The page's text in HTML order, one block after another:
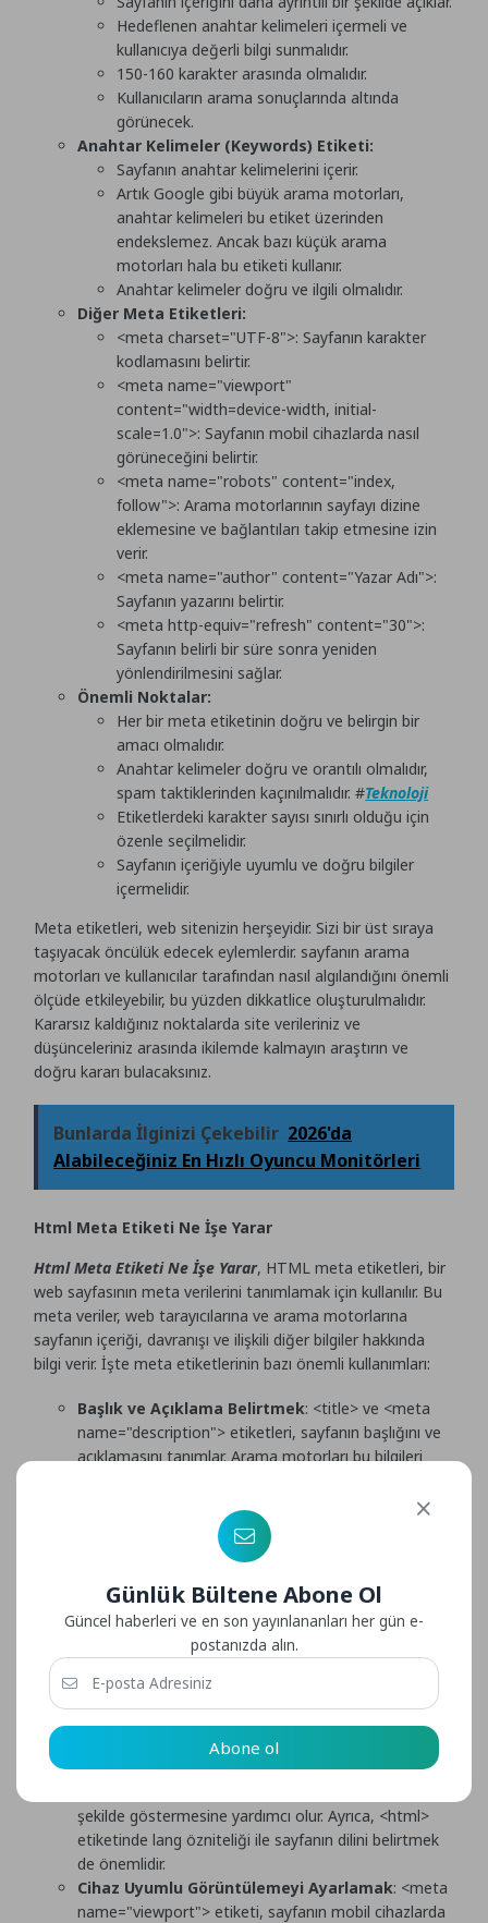
Hedeflenen anahtar kelimeleri içermeli ve
kullanıcıya değerli bilgi sunmalıdır.
150-160 karakter arasında olmalıdır.
Kullanıcıların arama sonuçlarında altında
görünecek.
Anahtar Kelimeler (Keywords) Etiketi:
Sayfanın anahtar kelimelerini içerir.
Artık Google gibi büyük arama motorları,
anahtar kelimeleri bu etiket üzerinden
endekslemez. Ancak bazı küçük arama
motorları hala bu etiketi kullanır.
Anahtar kelimeler doğru ve ilgili olmalıdır.
Diğer Meta Etiketleri:
<meta charset="UTF-8">: Sayfanın karakter
kodlamasını belirtir.
<meta name="viewport"
content="width=device-width, initial-
scale=1.0">: Sayfanın mobil cihazlarda nasıl
görüneceğini belirtir.
<meta name="robots" content="index,
follow">: Arama motorlarının sayfayı dizine
eklemesine ve bağlantıları takip etmesine izin
verir.
<meta name="author" content="Yazar Adı">:
Sayfanın yazarını belirtir.
<meta http-equiv="refresh" content="30">:
Sayfanın belirli bir süre sonra yeniden
yönlendirilmesini sağlar.
Önemli Noktalar:
Her bir meta etiketinin doğru ve belirgin bir
amacı olmalıdır.
Anahtar kelimeler doğru ve orantılı olmalıdır,
spam taktiklerinden kaçınılmalıdır. #Teknoloji
Etiketlerdeki karakter sayısı sınırlı olduğu için
özenle seçilmelidir.
Sayfanın içeriğiyle uyumlu ve doğru bilgiler
içermelidir.
Meta etiketleri, web sitenizin herşeyidir. Sizi bir üst sıraya
taşıyacak öncülük edecek eylemlerdir. sayfanın arama
motorları ve kullanıcılar tarafından nasıl algılandığını önemli
ölçüde etkileyebilir, bu yüzden dikkatlice oluşturulmalıdır.
Kararsız kaldığınız noktalarda site verileriniz ve
düşünceleriniz arasında ikilemde kalmayın araştırın ve
doğru kararı bulacaksınız.
Bunlarda İlginizi Çekebilir 2026'da
Alabileceğiniz En Hızlı Oyuncu Monitörleri
Html Meta Etiketi Ne İşe Yarar
Html Meta Etiketi Ne İşe Yarar, HTML meta etiketleri, bir
web sayfasının meta verilerini tanımlamak için kullanılır. Bu
meta veriler, web tarayıcılarına ve arama motorlarına
sayfanın içeriği, davranışı ve ilişkili diğer bilgiler hakkında
bilgi verir. İşte meta etiketlerinin bazı önemli kullanımları:
Başlık ve Açıklama Belirtmek: <title> ve <meta
name="description"> etiketleri, sayfanın başlığını ve
açıklamasını tanımlar. Arama motorları bu bilgileri
ziyaret etmesini teşvik edebilir.
Anahtar Kelimeleri Belirtmek
dikkate alınmaz) sayfanın anahtar kelimelerini
tanımlar. Bu anahtar kelimeler, arama motorlarının
sayfanın içeriği hakkında daha iyi anlayış
geliştirmesine yardımcı olabilir. Ancak, anahtar kelime
dolandırıcılığını önlemek için dikkatli bir şekilde
Dil ve Karakter Kodlaması Belirtmek
charset>etiketi, sayfanın karakter kodlamasını
şekilde göstermesine yardımcı olur. Ayrıca, <html>
etiketindelang özniteliği ile sayfanın dilini belirtmek
de önemlidir.
Cihaz Uyumlu Görüntülemeyi Ayarlamak: <meta
name="viewport"> etiketi, sayfanın mobil cihazlarda
Günlük Bültene Abone Ol
Güncel haberleri ve en son yayınlananları her gün e-
postanızda alın.
Abone ol